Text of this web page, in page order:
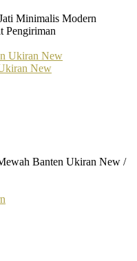
Minimalis Modern
Pengiriman
New
Banten Ukiran New /